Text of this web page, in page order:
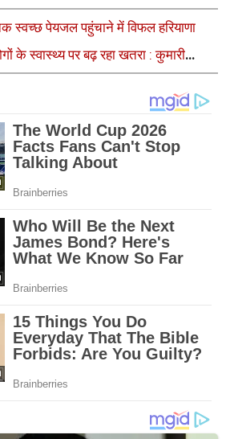
स्वच्छ पेयजल पहुंचाने में विफल हरियाणा
के स्वास्थ्य पर बढ़ रहा खतरा : कुमारी